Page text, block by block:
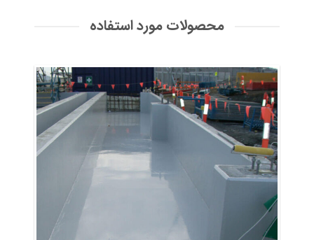
محصولات مورد استفاده